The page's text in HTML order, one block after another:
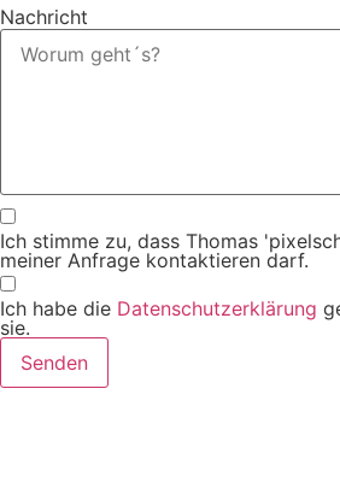
Nachricht
Ich stimme zu, dass Thomas
meiner Anfrage kontaktieren darf.
Ich habe die Datenschutzerklärung
sie.
Senden